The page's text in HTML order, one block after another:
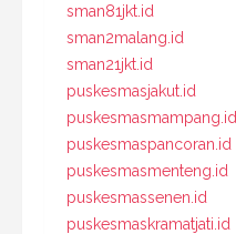
sman81jkt.id
sman2malang.id
sman21jkt.id
puskesmasjakut.id
puskesmasmampang.id
puskesmaspancoran.id
puskesmasmenteng.id
puskesmassenen.id
puskesmaskramatjati.id